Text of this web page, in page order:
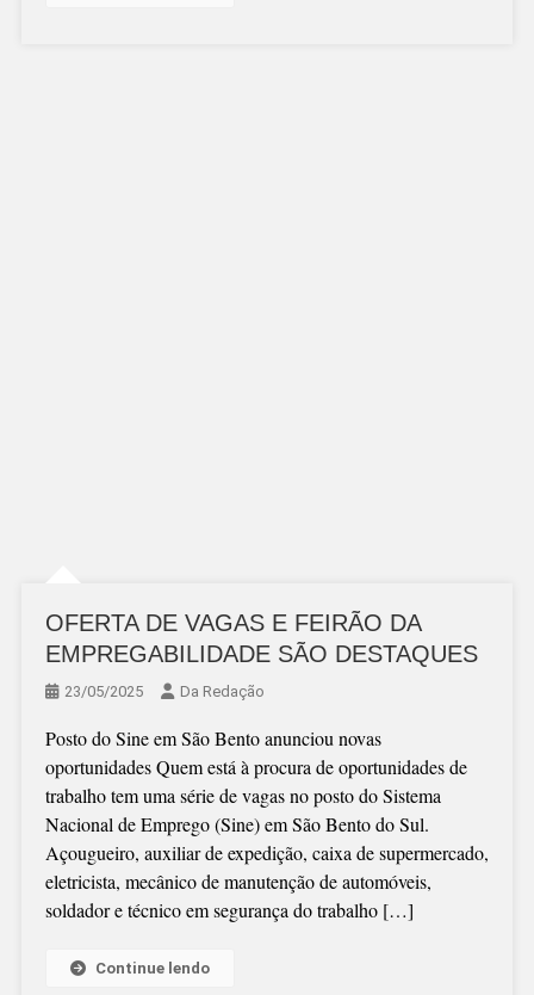
OFERTA DE VAGAS E FEIRÃO DA
EMPREGABILIDADE SÃO DESTAQUES
23/05/2025 Da Redação
Posto do Sine em São Bento anunciou novas
oportunidades Quem está à procura de oportunidades de
trabalho tem uma série de vagas no posto do Sistema
Nacional de Emprego (Sine) em São Bento do Sul.
Açougueiro, auxiliar de expedição, caixa de supermercado,
eletricista, mecânico de manutenção de automóveis,
soldador e técnico em segurança do trabalho […]
Continue lendo